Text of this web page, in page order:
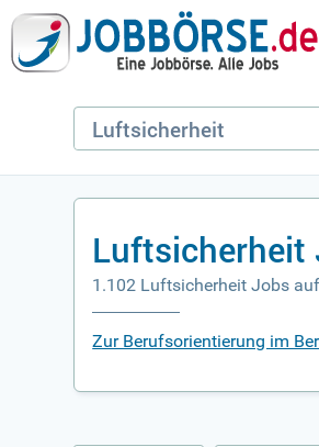
Luftsicherheit
1.102 Luftsicherheit Jobs
Zur Berufsorientierung im